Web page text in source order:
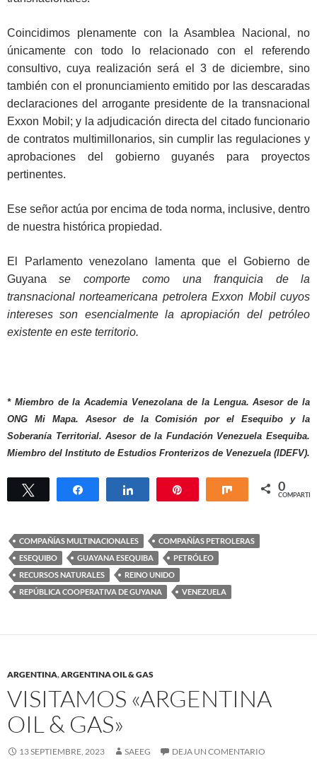
Coincidimos plenamente con la Asamblea Nacional, no
únicamente con todo lo relacionado con el referendo
consultivo, cuya realización será el 3 de diciembre, sino
también con el pronunciamiento emitido por las descaradas
declaraciones del arrogante presidente de la transnacional
Exxon Mobil; y la adjudicación directa del citado funcionario
de contratos multimillonarios, sin cumplir las regulaciones y
aprobaciones del gobierno guyanés para proyectos
pertinentes.
Ese señor actúa por encima de toda norma, inclusive, dentro
de nuestra histórica propiedad.
El Parlamento venezolano lamenta que el Gobierno de
Guyanase comporte como una franquicia de la
transnacional norteamericana petrolera Exxon Mobil cuyos
intereses son esencialmente la apropiación del petróleo
existente en este territorio.
* Miembro de la Academia Venezolana de la Lengua. Asesor de la
ONG Mi Mapa. Asesor de la Comisión por el Esequibo y la
Soberanía Territorial. Asesor de la Fundación Venezuela Esequiba.
Miembro del Instituto de Estudios Fronterizos de Venezuela (IDEFV).
Twittear Compartir Compartir Compartir
0
COMPARTIR
COMPAÑÍAS MULTINACIONALES
COMPAÑÍAS PETROLERAS
ESEQUIBO
GUAYANA ESEQUIBA
PETRÓLEO
RECURSOS NATURALES
REINO UNIDO
REPÚBLICA COOPERATIVA DE GUYANA
VENEZUELA
ARGENTINA,ARGENTINA OIL & GAS
VISITAMOS «ARGENTINA
OIL & GAS»
13 SEPTIEMBRE, 2023 SAEEG DEJA UN COMENTARIO